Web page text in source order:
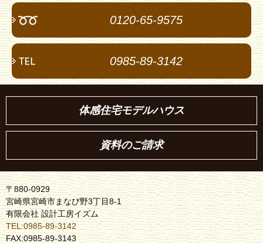
0120-65-9575
0985-89-3142
体感住宅モデルハウス
資料のご請求
〒880-0929
宮崎県宮崎市まなび野3丁目8-1
有限会社 設計工房イズム
TEL:0985-89-3142
FAX:0985-89-3143